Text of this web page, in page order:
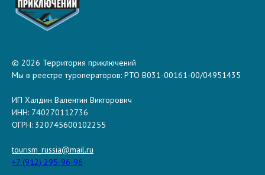
© 2026 Территория приключений
Мы в реестре туроператоров: РТО В031-00161-00/04951435
ИП Халдин Валентин Викторович
ИНН: 740270112736
ОГРН: 320745600102255
tourism_russia@mail.ru
+7 (912) 295-96-96